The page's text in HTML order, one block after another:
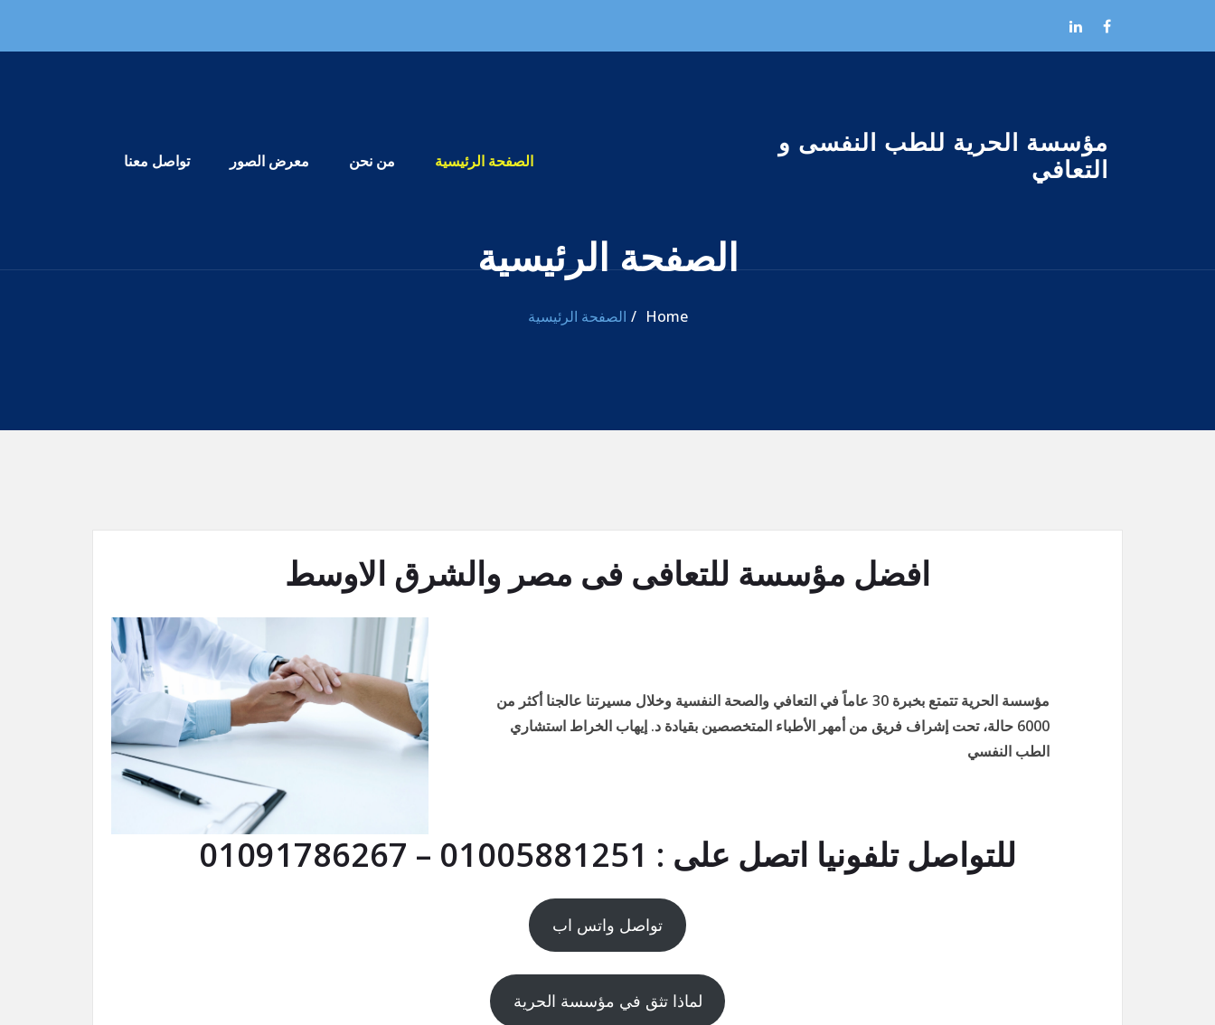
مؤسسة الحرية للطب النفسى و
التعافي
الصفحة الرئيسية
من نحن معرض الصور تواصل معنا
الصفحة الرئيسية
Home الصفحة الرئيسية
افضل مؤسسة للتعافى فى مصر والشرق الاوسط
مؤسسة الحرية تتمتع بخبرة 30 عاماً في التعافي والصحة النفسية وخلال مسيرتنا عالجنا أكثر من
6000 حالة، تحت إشراف فريق من أمهر الأطباء المتخصصين بقيادة د. إيهاب الخراط استشاري
الطب النفسي
للتواصل تلفونيا اتصل على : 01005881251 – 01091786267
تواصل واتس اب
لماذا تثق في مؤسسة الحرية